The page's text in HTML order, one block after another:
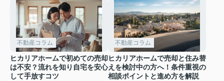
不動産コラム
ヒカリアホームで初めての売却
は不安？流れを知り自宅を安心
して手放すコツ
不動産コラム
ヒカリアホームで売却と住み替
えを検討中の方へ！条件重視の
相談ポイントと進め方を解説